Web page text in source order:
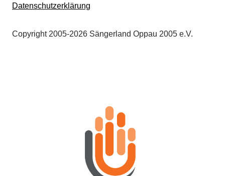
Datenschutzerklärung
Copyright 2005-2026 Sängerland Oppau 2005 e.V.